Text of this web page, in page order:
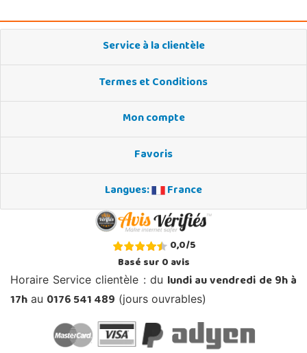
Service à la clientèle
Termes et Conditions
Mon compte
Favoris
Langues:
France
0,0/5
Basé sur0avis
Horaire Service clientèle : du lundi au vendredi de 9h à
17h au 0176 541 489 (jours ouvrables)